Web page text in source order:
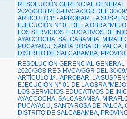
RESOLUCIÓN GERENCIAL GENERAL
2020/GOB.REG-HVCA/GGR DEL 30/
ARTÍCULO 1º.- APROBAR, LA
EJECUCIÓN N° 01 DE LA OBRA
LOS SERVICIOS EDUCATIVOS DE
AYACCOCHA, SALCABAMBA,
PUCAYACU, SANTA ROSA DE PALCA,
DISTRITO DE SALCABAMBA,
RESOLUCIÓN GERENCIAL GENERAL
2020/GOB.REG-HVCA/GGR DEL 30/
ARTÍCULO 1º.- APROBAR, LA
EJECUCIÓN N° 01 DE LA OBRA
LOS SERVICIOS EDUCATIVOS DE
AYACCOCHA, SALCABAMBA,
PUCAYACU, SANTA ROSA DE PALCA,
DISTRITO DE SALCABAMBA,